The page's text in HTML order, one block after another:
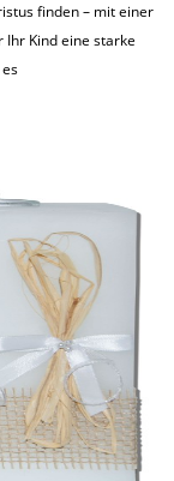
finden – mit einer
Kind eine starke